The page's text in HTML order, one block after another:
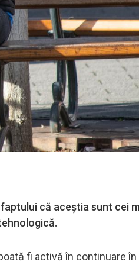
că aceştia sunt cei
fi activă în continuare în